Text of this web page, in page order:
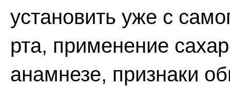
установить уже с
рта, применение
анамнезе, признаки